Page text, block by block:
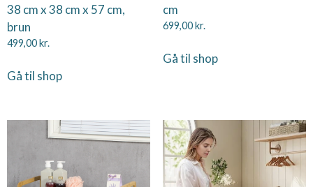
38 cm x 38 cm x 57 cm,
brun
499,00kr.
Gå til shop
cm
699,00kr.
Gå til shop